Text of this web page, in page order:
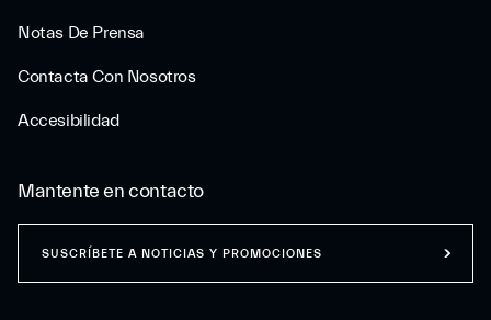
Notas De Prensa
Contacta Con Nosotros
Accesibilidad
Mantente en contacto
SUSCRÍBETE A NOTICIAS Y PROMOCIONES